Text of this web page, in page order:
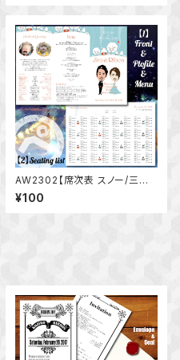
婚
AW2302【席次表 スノー/三つ
折】◆雪 冬 結婚式 ホワイトウェ
ディング 似顔絵 写真 オーダー
メイド メニュー表 プロフィール
¥100